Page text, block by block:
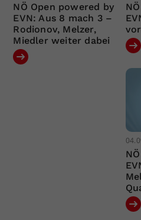
NÖ Open powered by
EVN: Aus 8 mach 3 –
Rodionov, Melzer,
Miedler weiter dabei